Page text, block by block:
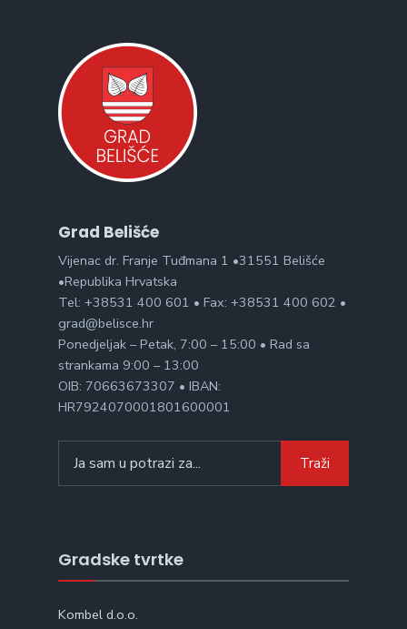
Grad Belišće
Vijenac dr. Franje Tuđmana 1 •31551 Belišće
•Republika Hrvatska
Tel: +38531 400 601 • Fax: +38531 400 602 •
grad@belisce.hr
Ponedjeljak – Petak, 7:00 – 15:00 • Rad sa
strankama 9:00 – 13:00
OIB: 70663673307 • IBAN:
HR7924070001801600001
for:
Traži
Gradske tvrtke
Kombel d.o.o.